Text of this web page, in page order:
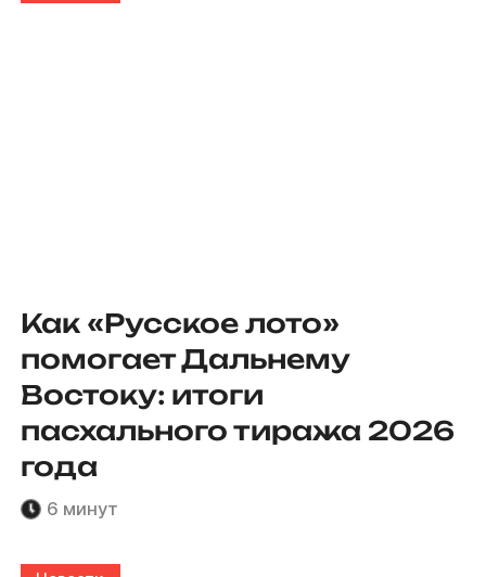
Как «Русское лото»
помогает Дальнему
Востоку: итоги
пасхального тиража 2026
года
6 минут